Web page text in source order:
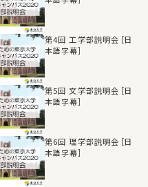
第4回 工学部説明会［日
本語字幕］
第5回 文学部説明会［日
本語字幕］
第6回 理学部説明会［日
本語字幕］